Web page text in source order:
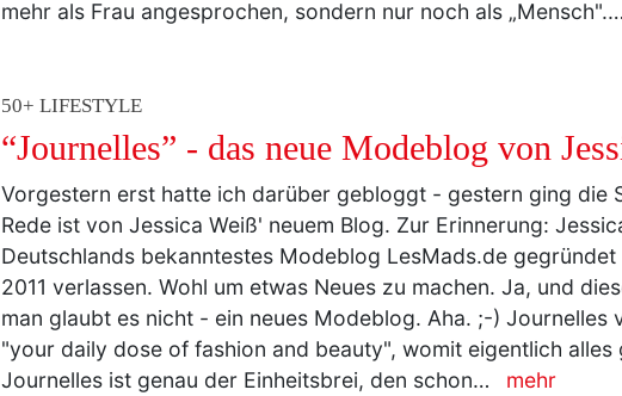
mehr als Frau angesprochen, sondern nur noch als „Mensch".…
50+ LIFESTYLE
“Journelles” - das neue Modeblog von
Vorgestern erst hatte ich darüber gebloggt - gestern ging die
Rede ist von Jessica Weiß' neuem Blog. Zur Erinnerung:
Deutschlands bekanntestes Modeblog LesMads.de gegründet
2011 verlassen. Wohl um etwas Neues zu machen. Ja, und
man glaubt es nicht - ein neues Modeblog. Aha. ;-) Journelles
"your daily dose of fashion and beauty", womit eigentlich alles
Journelles ist genau der Einheitsbrei, den schon…
mehr